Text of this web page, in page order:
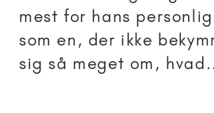
mest for hans
som en, der ikke
sig så meget om,